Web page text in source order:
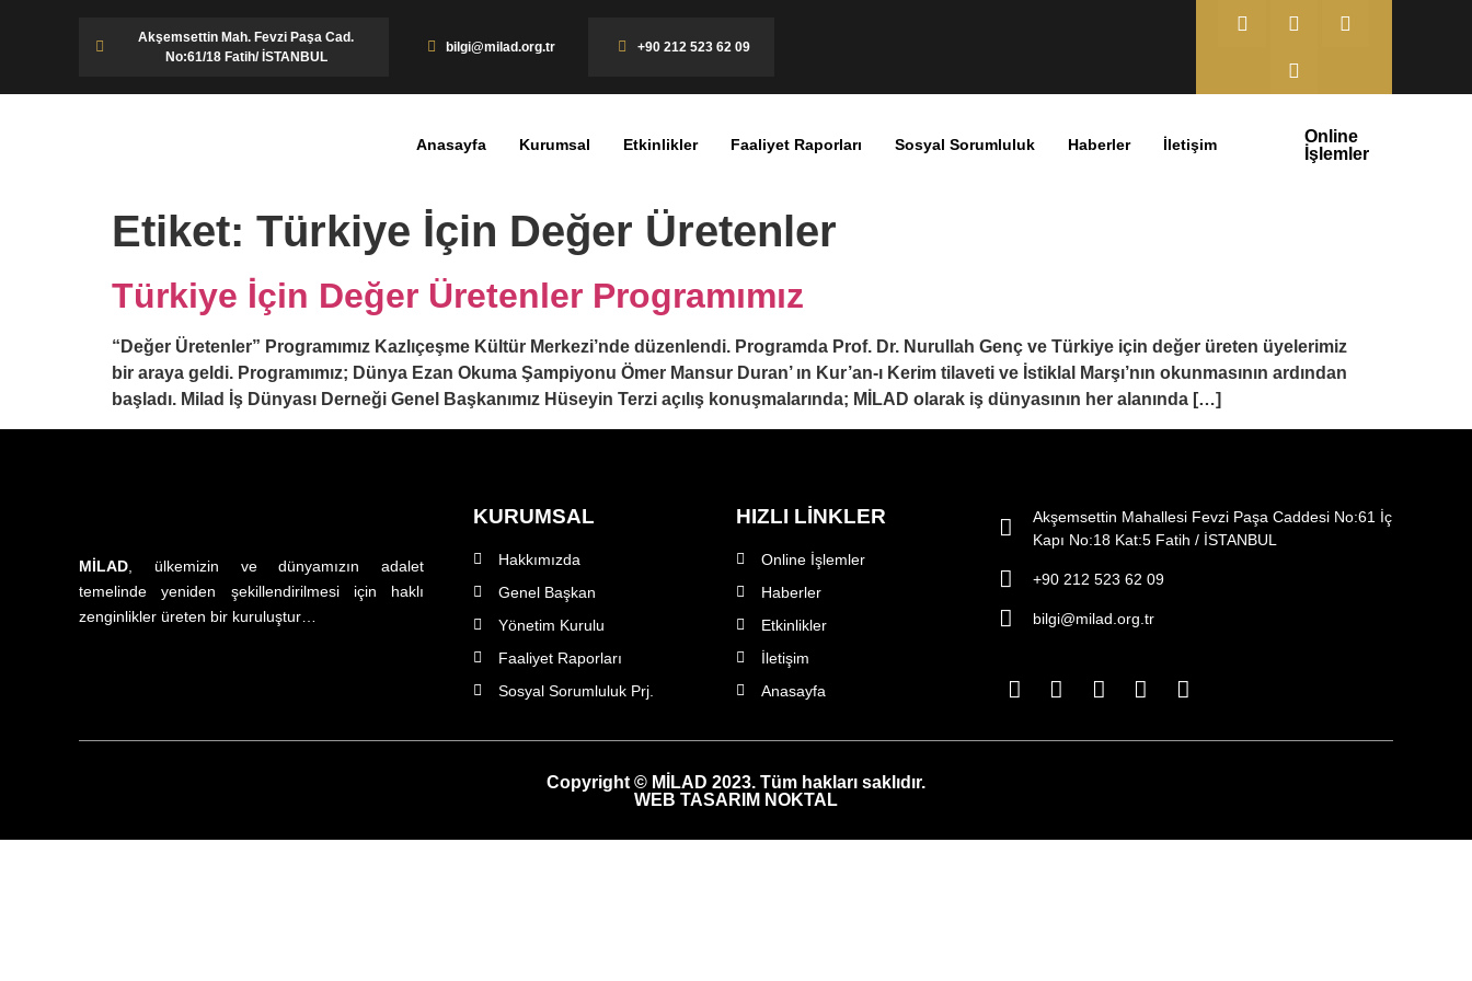
Akşemsettin Mah. Fevzi Paşa Cad.
No:61/18 Fatih/ İSTANBUL
bilgi@milad.org.tr +90 212 523 62 09
Anasayfa Kurumsal Etkinlikler Faaliyet Raporları Sosyal Sorumluluk Haberler İletişim
Online
İşlemler
Etiket: Türkiye İçin Değer Üretenler
Türkiye İçin Değer Üretenler Programımız
“Değer Üretenler” Programımız Kazlıçeşme Kültür Merkezi’nde düzenlendi. Programda Prof. Dr. Nurullah Genç ve Türkiye için değer üreten üyelerimiz
bir araya geldi. Programımız; Dünya Ezan Okuma Şampiyonu Ömer Mansur Duran’ ın Kur’an-ı Kerim tilaveti ve İstiklal Marşı’nın okunmasının ardından
başladı. Milad İş Dünyası Derneği Genel Başkanımız Hüseyin Terzi açılış konuşmalarında; MİLAD olarak iş dünyasının her alanında […]
MİLAD , ülkemizin ve dünyamızın adalet
temelinde yeniden şekillendirilmesi için haklı
zenginlikler üreten bir kuruluştur…
KURUMSAL
Hakkımızda
Genel Başkan
Yönetim Kurulu
Faaliyet Raporları
Sosyal Sorumluluk Prj.
HIZLI LİNKLER
Online İşlemler
Haberler
Etkinlikler
İletişim
Anasayfa
Akşemsettin Mahallesi Fevzi Paşa Caddesi No:61 İç
Kapı No:18 Kat:5 Fatih / İSTANBUL
+90 212 523 62 09
bilgi@milad.org.tr
Copyright © MİLAD 2023. Tüm hakları saklıdır.
WEB TASARIM NOKTAL